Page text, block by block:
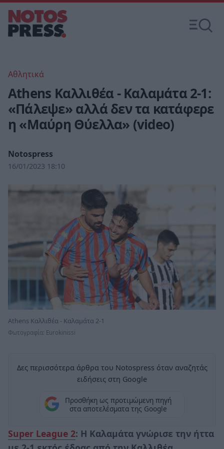
Αθλητικά
Athens Καλλιθέα - Καλαμάτα 2-1:
«Πάλεψε» αλλά δεν τα κατάφερε
η «Μαύρη Θύελλα» (video)
Notospress
16/01/2023 18:10
Athens Καλλιθέα - Καλαμάτα 2-1
Φωτογραφία: Eurokinissi
Δες περισσότερα άρθρα του Notospress όταν αναζητάς
ειδήσεις στη Google
Προσθήκη ως προτιμώμενη πηγή
στα αποτελέσματα της Google
Super League 2: Η Καλαμάτα γνώρισε την ήττα